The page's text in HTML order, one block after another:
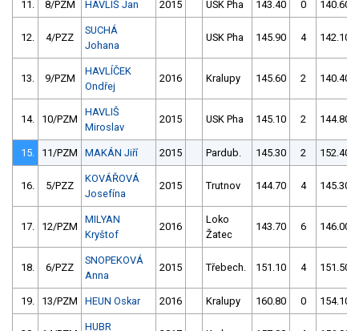
11. 8/PZM HAVLIŠ Jan 2015 USK Pha 143.40 0 140.60
12. 4/PZZ
SUCHÁ
Johana
USK Pha 145.90 4 142.10
13. 9/PZM
HAVLÍČEK
Ondřej
2016 Kralupy 145.60 2 140.40
14. 10/PZM
HAVLIŠ
Miroslav
2015 USK Pha 145.10 2 144.80
15. 11/PZM MAKÁN Jiří 2015 Pardub. 145.30 2 152.40
16. 5/PZZ
KOVÁŘOVÁ
Josefína
2015 Trutnov 144.70 4 145.30
17. 12/PZM
MILYAN
Kryštof
2016
Loko
Žatec
143.70 6 146.00
18. 6/PZZ
SNOPEKOVÁ
Anna
2015 Třebech. 151.10 4 151.50
19. 13/PZM HEUN Oskar 2016 Kralupy 160.80 0 154.10
HUBR